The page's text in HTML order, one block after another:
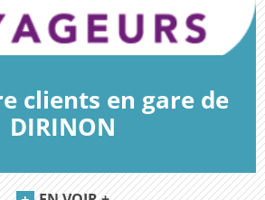
clients en gare de
DIRINON